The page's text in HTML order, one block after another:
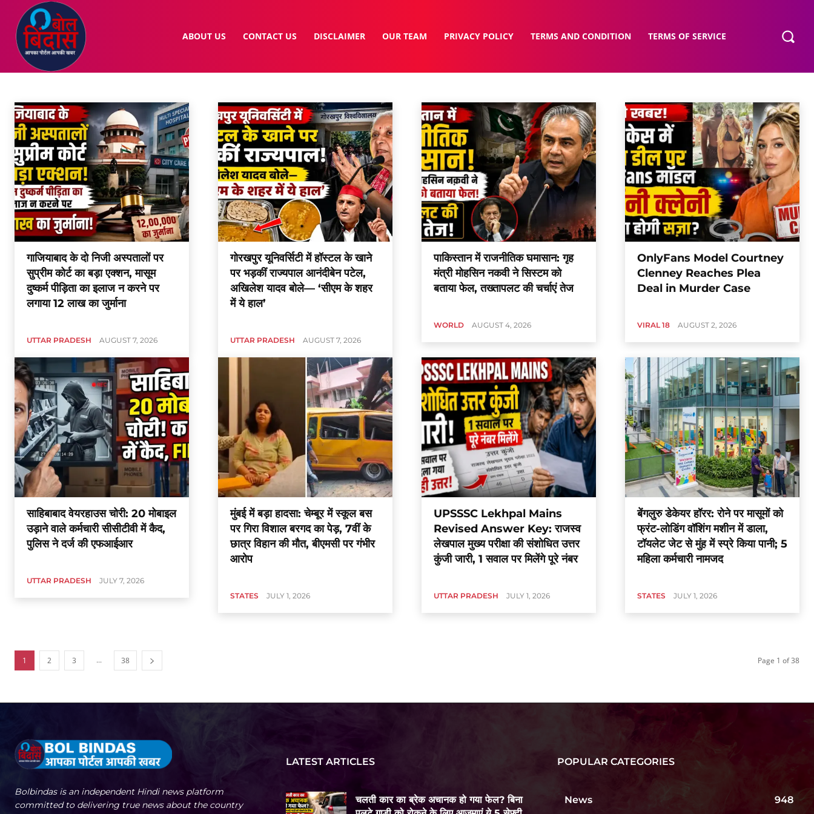
ABOUT US CONTACT US DISCLAIMER OUR TEAM PRIVACY POLICY TERMS AND CONDITION TERMS OF SERVICE
MORE
गाजियाबाद के दो निजी अस्पतालों पर
सुप्रीम कोर्ट का बड़ा एक्शन, मासूम
दुष्कर्म पीड़िता का इलाज न करने पर
लगाया 12 लाख का जुर्माना
UTTAR PRADESH AUGUST 7, 2026
गोरखपुर यूनिवर्सिटी में हॉस्टल के खाने
पर भड़कीं राज्यपाल आनंदीबेन पटेल,
अखिलेश यादव बोले— ‘सीएम के शहर
में ये हाल’
UTTAR PRADESH AUGUST 7, 2026
पाकिस्तान में राजनीतिक घमासान: गृह
मंत्री मोहसिन नकवी ने सिस्टम को
बताया फेल, तख्तापलट की चर्चाएं तेज
WORLD AUGUST 4, 2026
OnlyFans Model Courtney
Clenney Reaches Plea
Deal in Murder Case
VIRAL 18 AUGUST 2, 2026
साहिबाबाद वेयरहाउस चोरी: 20 मोबाइल
उड़ाने वाले कर्मचारी सीसीटीवी में कैद,
पुलिस ने दर्ज की एफआईआर
UTTAR PRADESH JULY 7, 2026
मुंबई में बड़ा हादसा: चेम्बूर में स्कूल बस
पर गिरा विशाल बरगद का पेड़, 7वीं के
छात्र विहान की मौत, बीएमसी पर गंभीर
आरोप
STATES JULY 1, 2026
UPSSSC Lekhpal Mains
Revised Answer Key: राजस्व
लेखपाल मुख्य परीक्षा की संशोधित उत्तर
कुंजी जारी, 1 सवाल पर मिलेंगे पूरे नंबर
UTTAR PRADESH JULY 1, 2026
बेंगलुरु डेकेयर हॉरर: रोने पर मासूमों को
फ्रंट-लोडिंग वॉशिंग मशीन में डाला,
टॉयलेट जेट से मुंह में स्प्रे किया पानी; 5
महिला कर्मचारी नामजद
STATES JULY 1, 2026
1 2 3 ... 38 Page 1 of 38
Bolbindas is an independent Hindi news platform
committed to delivering true news about the country
LATEST ARTICLES
चलती कार का ब्रेक अचानक हो गया फेल? बिना
POPULAR CATEGORIES
News 948